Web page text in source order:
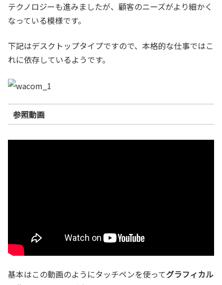
テクノロジーも進みましたが、顧客のニーズがより細かく
なっている模様です。
下記はデスクトップタイプですので、本格的な仕事ではこ
れに依存しているようです。
参照動画
基本はこの動画のようにタッチペンを使ってグラフィカル